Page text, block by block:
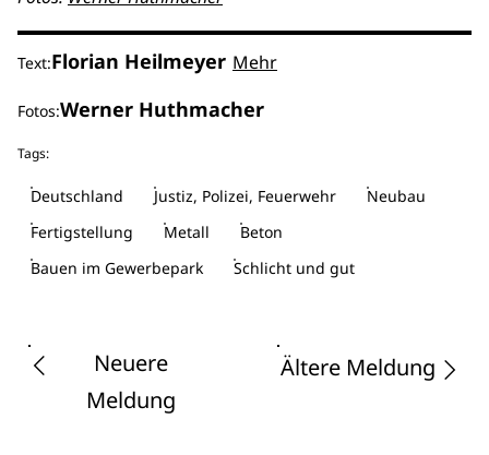
Text:Florian Heilmeyer Mehr
Fotos:Werner Huthmacher
Tags:
Deutschland Justiz, Polizei, Feuerwehr
Neubau
Fertigstellung
Metall
Beton
Bauen im Gewerbepark
Schlicht und gut
Neuere
Meldung
Ältere Meldung